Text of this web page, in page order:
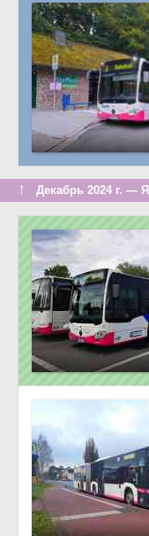
↑ Декабрь 2024 г. —